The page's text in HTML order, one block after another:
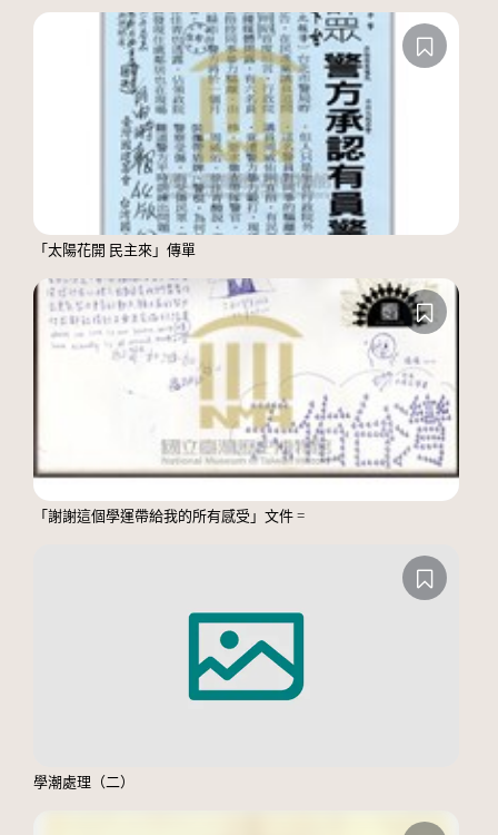
「太陽花開 民主來」傳單
「謝謝這個學運帶給我的所有感受」文件 =
學潮處理（二）